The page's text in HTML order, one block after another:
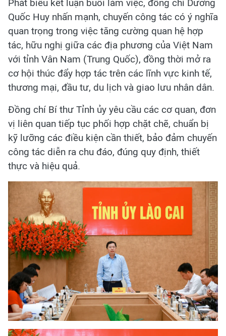
Phát biểu kết luận buổi làm việc, đồng chí Dương
Quốc Huy nhấn mạnh, chuyến công tác có ý nghĩa
quan trọng trong việc tăng cường quan hệ hợp
tác, hữu nghị giữa các địa phương của Việt Nam
với tỉnh Vân Nam (Trung Quốc), đồng thời mở ra
cơ hội thúc đẩy hợp tác trên các lĩnh vực kinh tế,
thương mại, đầu tư, du lịch và giao lưu nhân dân.
Đồng chí Bí thư Tỉnh ủy yêu cầu các cơ quan, đơn
vị liên quan tiếp tục phối hợp chặt chẽ, chuẩn bị
kỹ lưỡng các điều kiện cần thiết, bảo đảm chuyến
công tác diễn ra chu đáo, đúng quy định, thiết
thực và hiệu quả.